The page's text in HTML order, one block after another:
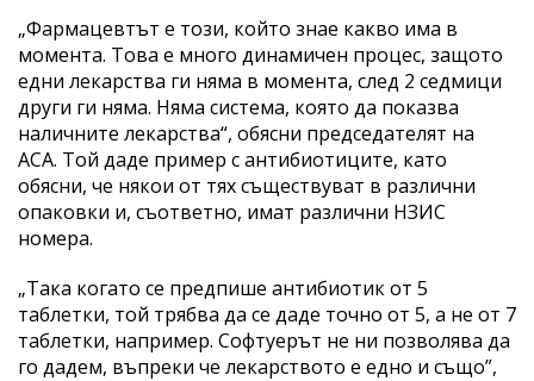
„Фармацевтът е този, който знае какво има в
момента. Това е много динамичен процес, защото
едни лекарства ги няма в момента, след 2 седмици
други ги няма. Няма система, която да показва
наличните лекарства“, обясни председателят на
АСА. Той даде пример с антибиотиците, като
обясни, че някои от тях съществуват в различни
опаковки и, съответно, имат различни НЗИС
номера.
„Така когато се предпише антибиотик от 5
таблетки, той трябва да се даде точно от 5, а не от 7
таблетки, например. Софтуерът не ни позволява да
го дадем, въпреки че лекарството е едно и също”,